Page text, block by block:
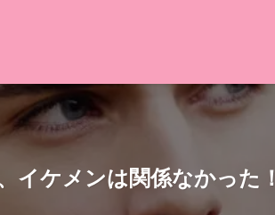
イケメンは関係なかった！